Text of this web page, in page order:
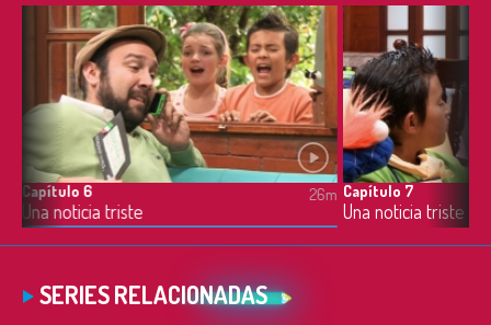
Capítulo 6
Una noticia triste
26m Capítulo 7
Una noticia triste II
SERIES RELACIONADAS